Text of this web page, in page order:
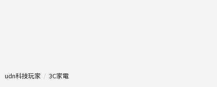
udn科技玩家 3C家電